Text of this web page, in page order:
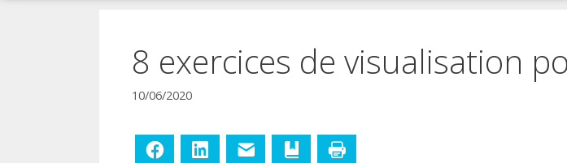
8 exercices de visualisation
10/06/2020
Facebook LinkedIn Ajouter aux favoris